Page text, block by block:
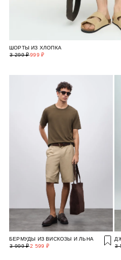
ШОРТЫ ИЗ ХЛОПКА
999 ₽
3 299 ₽
БЕРМУДЫ ИЗ ВИСКОЗЫ И ЛЬНА
2 599 ₽
3 999 ₽ 3